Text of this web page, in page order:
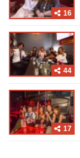
16
44
17